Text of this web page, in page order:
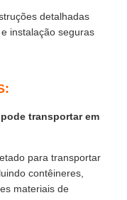
detalhadas
instalação seguras
transportar em
para transportar
contêineres,
materiais de